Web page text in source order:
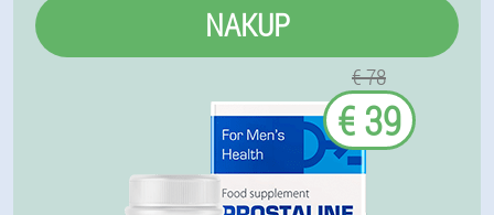
NAKUP
€ 78
€ 39